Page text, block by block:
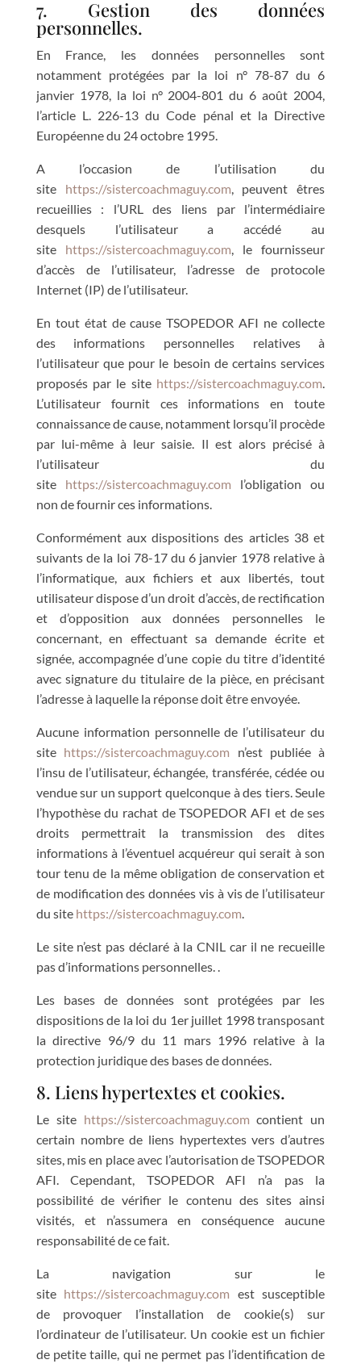
7. Gestion des données
personnelles.
En France, les données personnelles sont
notamment protégées par la loi n° 78-87 du 6
janvier 1978, la loi n° 2004-801 du 6 août 2004,
l’article L. 226-13 du Code pénal et la Directive
Européenne du 24 octobre 1995.
A l’occasion de l’utilisation du
site
https://sistercoachmaguy.com, peuvent êtres
recueillies : l’URL des liens par l’intermédiaire
desquels l’utilisateur a accédé au
site
https://sistercoachmaguy.com, le fournisseur
d’accès de l’utilisateur, l’adresse de protocole
Internet (IP) de l’utilisateur.
En tout état de cause TSOPEDOR AFI ne collecte
des informations personnelles relatives à
l’utilisateur que pour le besoin de certains services
proposés par le site https://sistercoachmaguy.com.
L’utilisateur fournit ces informations en toute
connaissance de cause, notamment lorsqu’il procède
par lui-même à leur saisie. Il est alors précisé à
l’utilisateur du
site
https://sistercoachmaguy.com
l’obligation ou
non de fournir ces informations.
Conformément aux dispositions des articles 38 et
suivants de la loi 78-17 du 6 janvier 1978 relative à
l’informatique, aux fichiers et aux libertés, tout
utilisateur dispose d’un droit d’accès, de rectification
et d’opposition aux données personnelles le
concernant, en effectuant sa demande écrite et
signée, accompagnée d’une copie du titre d’identité
avec signature du titulaire de la pièce, en précisant
l’adresse à laquelle la réponse doit être envoyée.
Aucune information personnelle de l’utilisateur du
site https://sistercoachmaguy.com
n’est publiée à
l’insu de l’utilisateur, échangée, transférée, cédée ou
vendue sur un support quelconque à des tiers. Seule
l’hypothèse du rachat de TSOPEDOR AFI et de ses
droits permettrait la transmission des dites
informations à l’éventuel acquéreur qui serait à son
tour tenu de la même obligation de conservation et
de modification des données vis à vis de l’utilisateur
du site https://sistercoachmaguy.com.
Le site n’est pas déclaré à la CNIL car il ne recueille
pas d’informations personnelles. .
Les bases de données sont protégées par les
dispositions de la loi du 1er juillet 1998 transposant
la directive 96/9 du 11 mars 1996 relative à la
protection juridique des bases de données.
8. Liens hypertextes et cookies.
Le site https://sistercoachmaguy.com contient un
certain nombre de liens hypertextes vers d’autres
sites, mis en place avec l’autorisation de TSOPEDOR
AFI. Cependant, TSOPEDOR AFI n’a pas la
possibilité de vérifier le contenu des sites ainsi
visités, et n’assumera en conséquence aucune
responsabilité de ce fait.
La navigation sur le
site https://sistercoachmaguy.com est susceptible
de provoquer l’installation de cookie(s) sur
l’ordinateur de l’utilisateur. Un cookie est un fichier
de petite taille, qui ne permet pas l’identification de